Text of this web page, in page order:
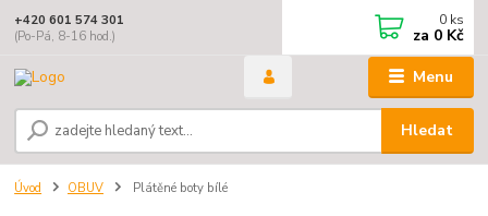
Menu
Hledat
+420 601 574 301
(Po-Pá, 8-16 hod.)
0 ks
za 0 Kč
Úvod OBUV Plátěné boty bílé